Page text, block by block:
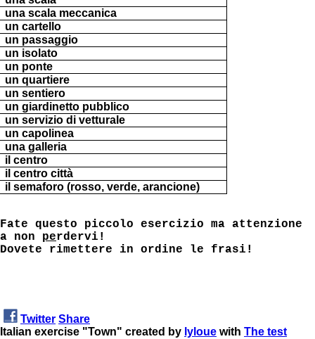
una scala meccanica
un cartello
un passaggio
un isolato
un ponte
un quartiere
un sentiero
un giardinetto pubblico
un servizio di vetturale
un capolinea
una galleria
il centro
il centro città
il semaforo (rosso, verde, arancione)
Fate questo piccolo esercizio ma attenzione
a non perdervi!
Dovete rimettere in ordine le frasi!
Twitter Share
Italian exercise "Town" created by lyloue with The test